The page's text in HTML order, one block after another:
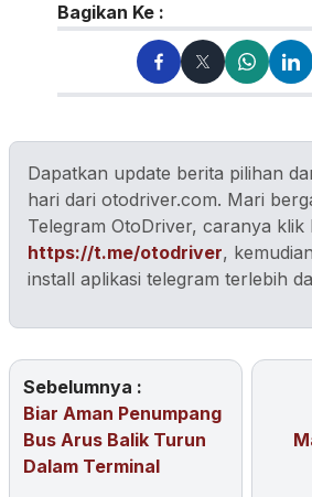
Bagikan Ke :
Dapatkan update berita pilihan
hari dari otodriver.com. Mari
Telegram OtoDriver, caranya klik
https://t.me/otodriver,
install aplikasi telegram terlebih
Sebelumnya :
Biar Aman Penumpang
Bus Arus Balik Turun
Dalam Terminal